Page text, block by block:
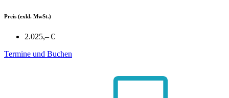
Preis (exkl. MwSt.)
2.025,– €
Termine und Buchen